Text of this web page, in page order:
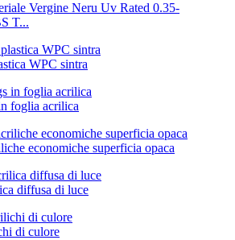
Vergine Neru Uv Rated 0.35-
T...
WPC sintra
foglia acrilica
economiche superficia opaca
diffusa di luce
di culore